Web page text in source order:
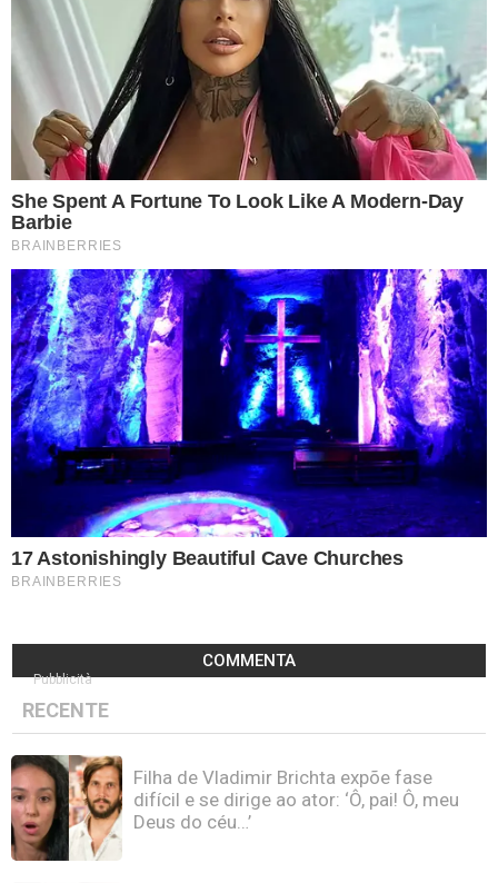
COMMENTA
Pubblicità
RECENTE
Filha de Vladimir Brichta expõe fase
difícil e se dirige ao ator: ‘Ô, pai! Ô, meu
Deus do céu…’